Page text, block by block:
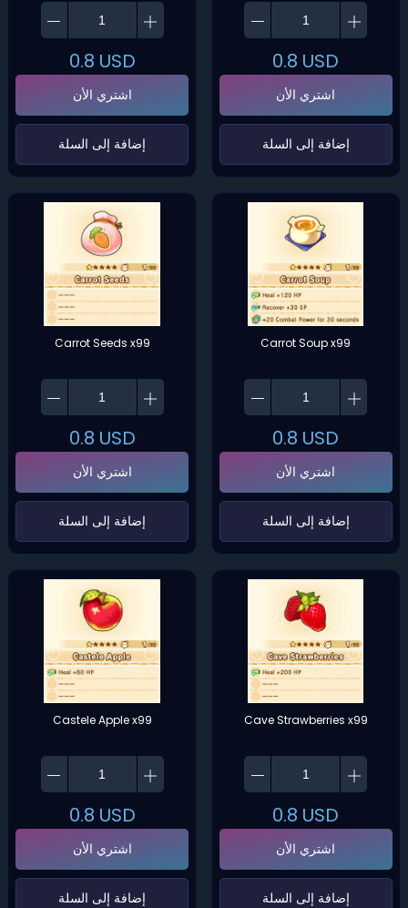
0.8 USD
اشتري الأن
‌إضافة إلى السلة‌
0.8 USD
اشتري الأن
‌إضافة إلى السلة‌
Carrot Seeds x99
0.8 USD
اشتري الأن
‌إضافة إلى السلة‌
Carrot Soup x99
0.8 USD
اشتري الأن
‌إضافة إلى السلة‌
Castele Apple x99
0.8 USD
اشتري الأن
‌إضافة إلى السلة‌
Cave Strawberries x99
0.8 USD
اشتري الأن
‌إضافة إلى السلة‌